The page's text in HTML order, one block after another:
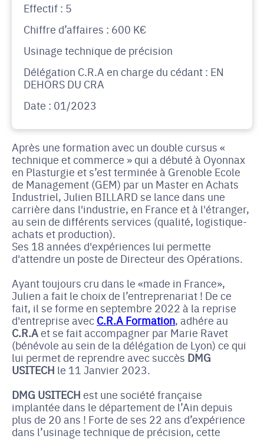
Effectif : 5
Chiffre d’affaires : 600 K€
Usinage technique de précision
Délégation C.R.A en charge du cédant : EN
DEHORS DU CRA
Date : 01/2023
Après une formation avec un double cursus «
technique et commerce » qui a débuté à Oyonnax
en Plasturgie et s’est terminée à Grenoble Ecole
de Management (GEM) par un Master en Achats
Industriel, Julien BILLARD se lance dans une
carrière dans l'industrie, en France et à l'étranger,
au sein de différents services (qualité, logistique-
achats et production).
Ses 18 années d'expériences lui permette
d'attendre un poste de Directeur des Opérations.
Ayant toujours cru dans le «made in France»,
Julien a fait le choix de l’entreprenariat ! De ce
fait, il se forme en septembre 2022 à la reprise
d'entreprise avec C.R.A Formation, adhére au
C.R.Aet se fait accompagner par Marie Ravet
(bénévole au sein de la délégation de Lyon) ce qui
lui permet de reprendre avec succès DMG
USITECH le 11 Janvier 2023.
DMG USITECH est une société française
implantée dans le département de l’Ain depuis
plus de 20 ans ! Forte de ses 22 ans d’expérience
dans l’usinage technique de précision, cette